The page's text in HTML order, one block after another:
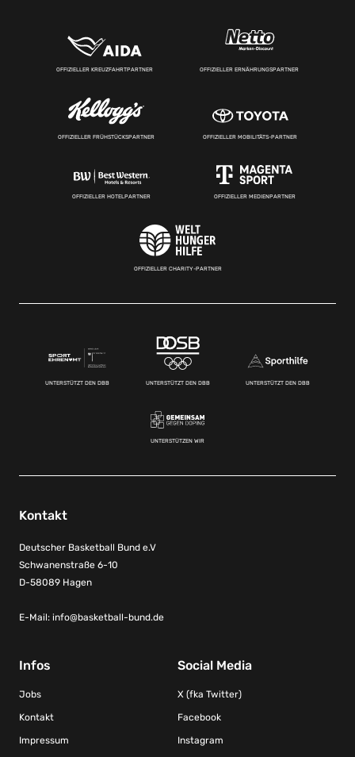
OFFIZIELLER KREUZFAHRTPARTNER OFFIZIELLER ERNÄHRUNGSPARTNER
OFFIZIELLER FRÜHSTÜCKSPARTNER OFFIZIELLER MOBILITÄTS-PARTNER
OFFIZIELLER HOTELPARTNER OFFIZIELLER MEDIENPARTNER
OFFIZIELLER CHARITY-PARTNER
UNTERSTÜTZT DEN DBB UNTERSTÜTZT DEN DBB UNTERSTÜTZT DEN DBB
UNTERSTÜTZEN WIR
Kontakt
Deutscher Basketball Bund e.V
Schwanenstraße 6-10
D-58089 Hagen
E-Mail: info@basketball-bund.de
Infos
Jobs
Kontakt
Impressum
Social Media
X (fka Twitter)
Facebook
Instagram